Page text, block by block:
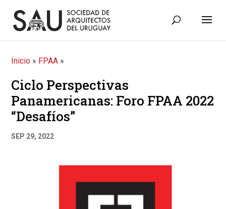
Inicio » FPAA »
Ciclo Perspectivas
Panamericanas: Foro FPAA 2022
“Desafíos”
SEP 29, 2022